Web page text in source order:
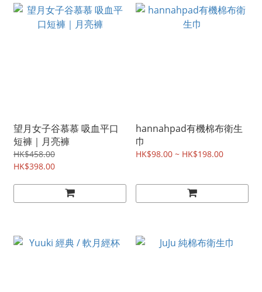
望月女子谷慕慕 吸血平口
短褲｜月亮褲
HK$458.00
HK$398.00
hannahpad有機棉布衛生
巾
HK$98.00 ~ HK$198.00